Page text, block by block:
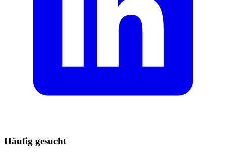
Häufig gesucht